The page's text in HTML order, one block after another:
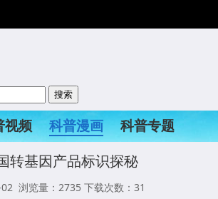
视频 科普漫画
科普专题
转基因产品标识探秘
浏览量： 2735 下载次数：31